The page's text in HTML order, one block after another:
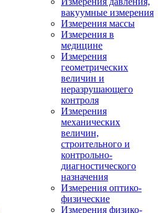
вакуумные измерения
Измерения массы
Измерения в
медицине
Измерения
геометрических
величин и
неразрушающего
контроля
Измерения
механических
величин,
строительного и
контрольно-
диагностического
назначения
Измерения оптико-
физические
Измерения физико-